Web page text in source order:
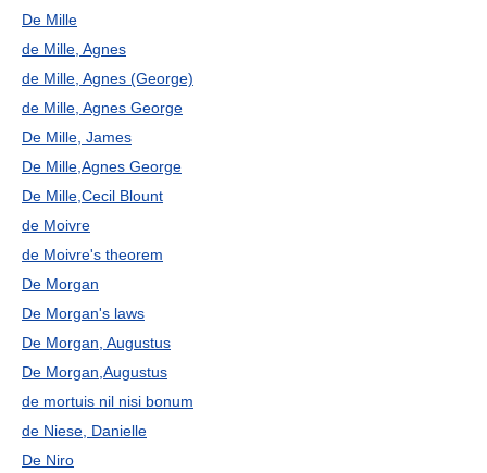
De Mille
de Mille, Agnes
de Mille, Agnes (George)
de Mille, Agnes George
De Mille, James
De Mille,Agnes George
De Mille,Cecil Blount
de Moivre
de Moivre's theorem
De Morgan
De Morgan's laws
De Morgan, Augustus
De Morgan,Augustus
de mortuis nil nisi bonum
de Niese, Danielle
De Niro